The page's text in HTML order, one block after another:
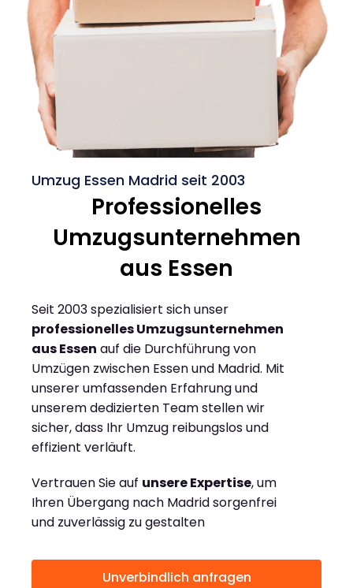
Umzug Essen Madrid seit 2003
Professionelles
Umzugsunternehmen
aus Essen
Seit 2003 spezialisiert sich unser
professionelles Umzugsunternehmen
aus Essen auf die Durchführung von
Umzügen zwischen Essen und Madrid. Mit
unserer umfassenden Erfahrung und
unserem dedizierten Team stellen wir
sicher, dass Ihr Umzug reibungslos und
effizient verläuft.
Vertrauen Sie auf unsere Expertise, um
Ihren Übergang nach Madrid sorgenfrei
und zuverlässig zu gestalten
Unverbindlich anfragen